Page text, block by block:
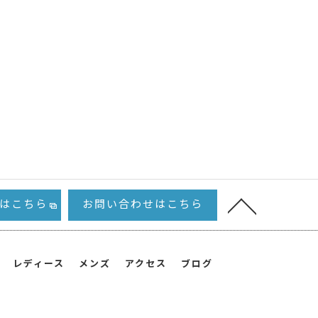
こちら お問い合わせはこちら
レディース メンズ アクセス
ブログ